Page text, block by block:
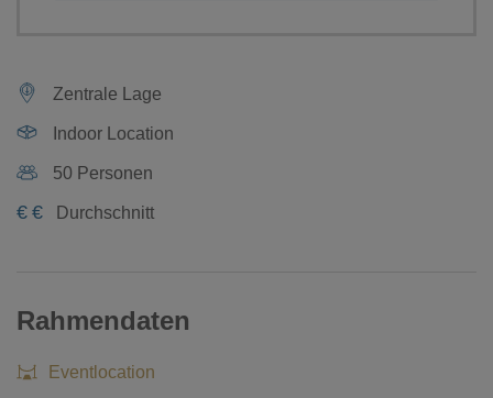
Zentrale Lage
Indoor Location
50 Personen
€ € Durchschnitt
Rahmendaten
Eventlocation